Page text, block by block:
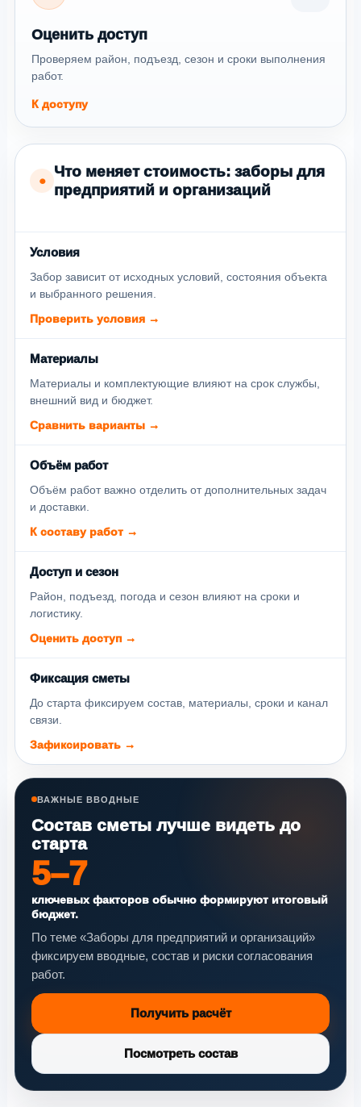
Оценить доступ
Проверяем район, подъезд, сезон и сроки выполнения
работ.
К доступу
●
Что меняет стоимость: заборы для
предприятий и организаций
Условия
Забор зависит от исходных условий, состояния объекта
и выбранного решения.
Проверить условия →
Материалы
Материалы и комплектующие влияют на срок службы,
внешний вид и бюджет.
Сравнить варианты →
Объём работ
Объём работ важно отделить от дополнительных задач
и доставки.
К составу работ →
Доступ и сезон
Район, подъезд, погода и сезон влияют на сроки и
логистику.
Оценить доступ →
Фиксация сметы
До старта фиксируем состав, материалы, сроки и канал
связи.
Зафиксировать →
ВАЖНЫЕ ВВОДНЫЕ
Состав сметы лучше видеть до
старта
5–7
ключевых факторов обычно формируют итоговый
бюджет.
По теме «Заборы для предприятий и организаций»
фиксируем вводные, состав и риски согласования
работ.
Получить расчёт
Посмотреть состав